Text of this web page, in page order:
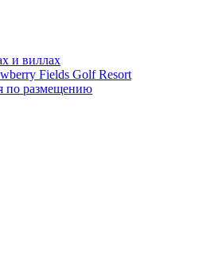
и виллах
Fields Golf Resort
по размещению